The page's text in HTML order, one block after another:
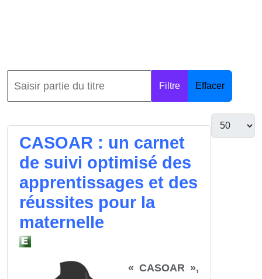
Filtre Effacer
CASOAR : un carnet
de suivi optimisé des
apprentissages et des
réussites pour la
maternelle
« CASOAR »,